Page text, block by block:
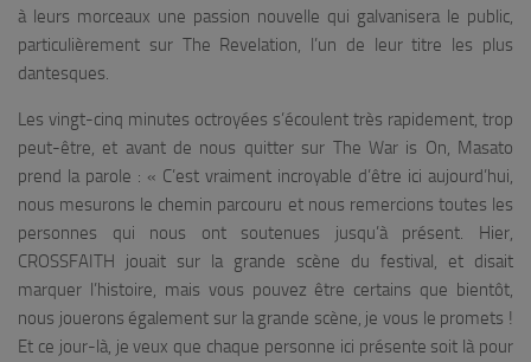
à leurs morceaux une passion nouvelle qui galvanisera le public,
particulièrement sur The Revelation, l’un de leur titre les plus
dantesques.
Les vingt-cinq minutes octroyées s’écoulent très rapidement, trop
peut-être, et avant de nous quitter sur The War is On, Masato
prend la parole : « C’est vraiment incroyable d’être ici aujourd’hui,
nous mesurons le chemin parcouru et nous remercions toutes les
personnes qui nous ont soutenues jusqu’à présent. Hier,
CROSSFAITH jouait sur la grande scène du festival, et disait
marquer l’histoire, mais vous pouvez être certains que bientôt,
nous jouerons également sur la grande scène, je vous le promets !
Et ce jour-là, je veux que chaque personne ici présente soit là pour